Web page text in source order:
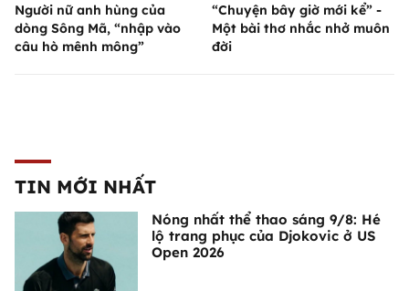
Người nữ anh hùng của
dòng Sông Mã, “nhập vào
câu hò mênh mông”
“Chuyện bây giờ mới kể” -
Một bài thơ nhắc nhở muôn
đời
TIN MỚI NHẤT
Nóng nhất thể thao sáng 9/8: Hé
lộ trang phục của Djokovic ở US
Open 2026